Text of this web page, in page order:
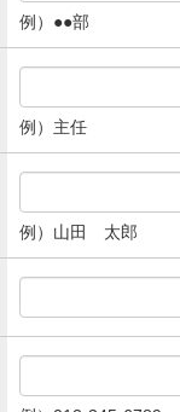
例）●●部
例）主任
例）山田 太郎